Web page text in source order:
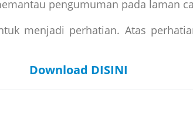
pengumuman pada laman
menjadi perhatian. Atas
Download DISINI